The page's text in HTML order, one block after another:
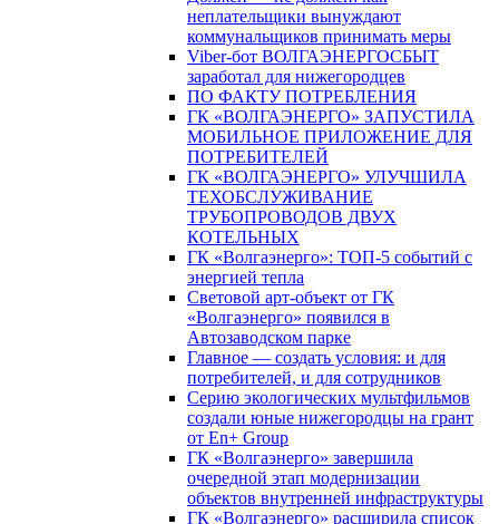
неплательщики вынуждают
коммунальщиков принимать меры
Viber-бот ВОЛГАЭНЕРГОСБЫТ
заработал для нижегородцев
ПО ФАКТУ ПОТРЕБЛЕНИЯ
ГК «ВОЛГАЭНЕРГО» ЗАПУСТИЛА
МОБИЛЬНОЕ ПРИЛОЖЕНИЕ ДЛЯ
ПОТРЕБИТЕЛЕЙ
ГК «ВОЛГАЭНЕРГО» УЛУЧШИЛА
ТЕХОБСЛУЖИВАНИЕ
ТРУБОПРОВОДОВ ДВУХ
КОТЕЛЬНЫХ
ГК «Волгаэнерго»: ТОП-5 событий с
энергией тепла
Световой арт-объект от ГК
«Волгаэнерго» появился в
Автозаводском парке
Главное — создать условия: и для
потребителей, и для сотрудников
Серию экологических мультфильмов
создали юные нижегородцы на грант
от En+ Group
ГК «Волгаэнерго» завершила
очередной этап модернизации
объектов внутренней инфраструктуры
ГК «Волгаэнерго» расширила список